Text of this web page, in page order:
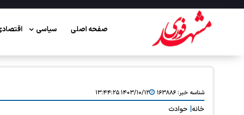
صفحه اصلی سیاسی
شناسه خبر:۱۶۳۸۸۶ ۱۴۰۳/۱۰/۱۲ ۱۳:۴۴:۲۵
خانه حوادث